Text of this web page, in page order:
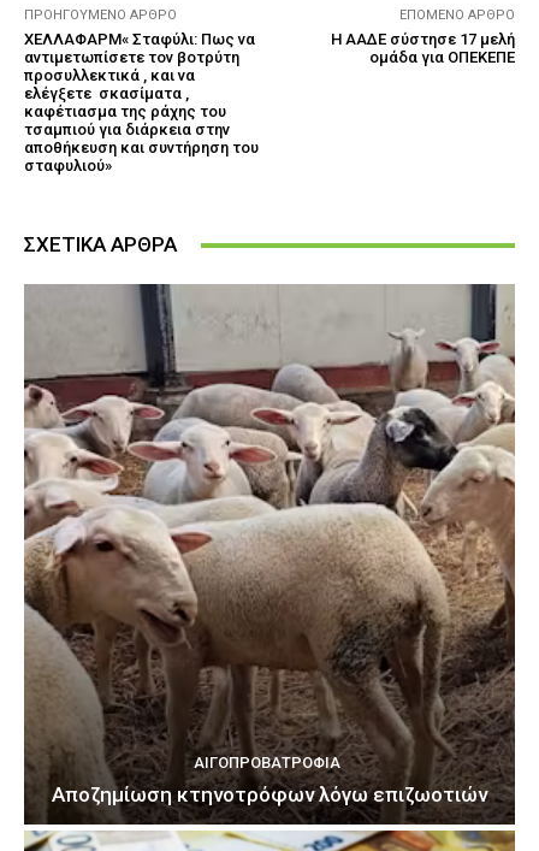
ΠΡΟΗΓΟΎΜΕΝΟ ΆΡΘΡΟ
ΧΕΛΛΑΦΑΡΜ« Σταφύλι: Πως να
αντιμετωπίσετε τον βοτρύτη
προσυλλεκτικά , και να
ελέγξετε σκασίματα ,
καφέτιασμα της ράχης του
τσαμπιού για διάρκεια στην
αποθήκευση και συντήρηση του
σταφυλιού»
ΕΠΌΜΕΝΟ ΆΡΘΡΟ
Η ΑΑΔΕ σύστησε 17 μελή
ομάδα για ΟΠΕΚΕΠΕ
ΣΧΕΤΙΚΑ ΑΡΘΡΑ
ΑΙΓΟΠΡΟΒΑΤΡΟΦΊΑ
Αποζημίωση κτηνοτρόφων λόγω επιζωοτιών